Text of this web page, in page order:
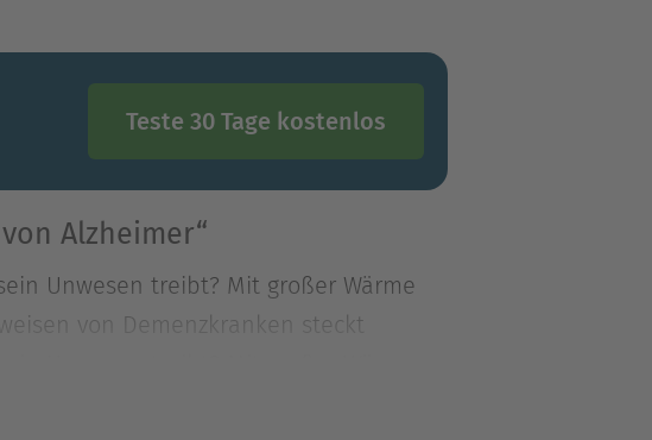
Teste 30 Tage kostenlos
Alzheimer“
Unwesen treibt? Mit großer Wärme
von Demenzkranken steckt
von Demenzkranken steckt. Jede